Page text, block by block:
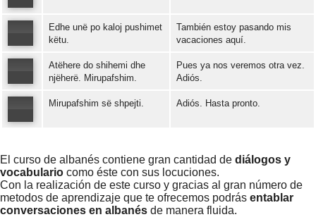
Error loading: "https://www.idiomaspc.com/curso-aprender-albanes-basico/audio/3012.mp3"
Edhe unë po kaloj pushimet
këtu.
También estoy pasando mis
vacaciones aquí.
Atëhere do shihemi dhe
njëherë. Mirupafshim.
Pues ya nos veremos otra vez.
Adiós.
Mirupafshim së shpejti. Adiós. Hasta pronto.
El curso de albanés contiene gran cantidad de diálogos y
vocabulario como éste con sus locuciones.
Con la realización de este curso y gracias al gran número de
metodos de aprendizaje que te ofrecemos podrás entablar
conversaciones en albanés de manera fluida.